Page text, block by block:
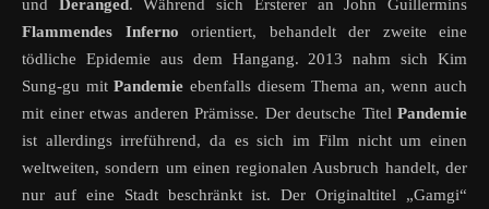
und Deranged. Während sich Ersterer an John Guillermins
Flammendes Inferno orientiert, behandelt der zweite eine
tödliche Epidemie aus dem Hangang. 2013 nahm sich Kim
Sung-gu mitPandemie ebenfalls diesem Thema an, wenn auch
mit einer etwas anderen Prämisse. Der deutsche Titel Pandemie
ist allerdings irreführend, da es sich im Film nicht um einen
weltweiten, sondern um einen regionalen Ausbruch handelt, der
nur auf eine Stadt beschränkt ist. Der Originaltitel „Gamgi“